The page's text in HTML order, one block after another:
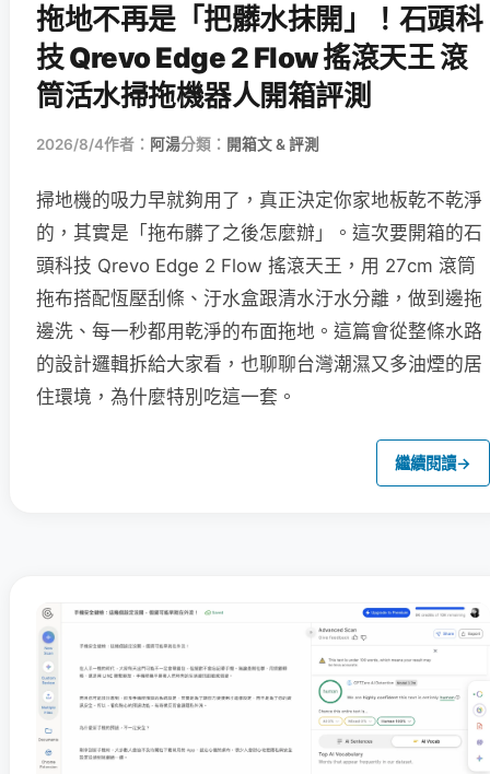
拖地不再是「把髒水抹開」！石頭科
技 Qrevo Edge 2 Flow 搖滾天王 滾
筒活水掃拖機器人開箱評測
2026/8/4作者： 阿湯分類： 開箱文 & 評測
掃地機的吸力早就夠用了，真正決定你家地板乾不乾淨
的，其實是「拖布髒了之後怎麼辦」。這次要開箱的石
頭科技 Qrevo Edge 2 Flow 搖滾天王，用 27cm 滾筒
拖布搭配恆壓刮條、汙水盒跟清水汙水分離，做到邊拖
邊洗、每一秒都用乾淨的布面拖地。這篇會從整條水路
的設計邏輯拆給大家看，也聊聊台灣潮濕又多油煙的居
住環境，為什麼特別吃這一套。
繼續閱讀→